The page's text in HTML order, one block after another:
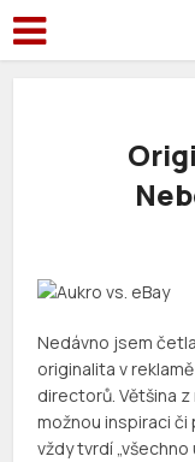
Nedávno jsem
originalita v
directorů. Většina
možnou inspiraci
vždy tvrdí „všechno